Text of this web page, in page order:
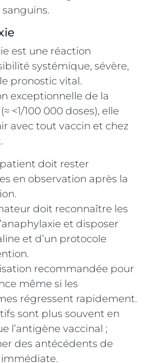
est une réaction
systémique, sévère,
pronostic vital.
exceptionnelle de la
<1/100 000 doses), elle
avec tout vaccin et chez
doit rester
en observation après la
doit reconnaître les
et disposer
et d’un protocole
recommandée pour
même si les
régressent rapidement.
sont plus souvent en
l’antigène vaccinal ;
des antécédents de